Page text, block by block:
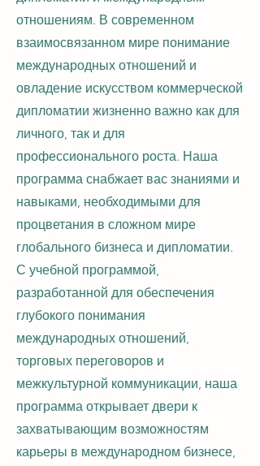
отношениям. В современном
взаимосвязанном мире понимание
международных отношений и
овладение искусством коммерческой
дипломатии жизненно важно как для
личного, так и для
профессионального роста. Наша
программа снабжает вас знаниями и
навыками, необходимыми для
процветания в сложном мире
глобального бизнеса и дипломатии.
С учебной программой,
разработанной для обеспечения
глубокого понимания
международных отношений,
торговых переговоров и
межкультурной коммуникации, наша
программа открывает двери к
захватывающим возможностям
карьеры в международном бизнесе,